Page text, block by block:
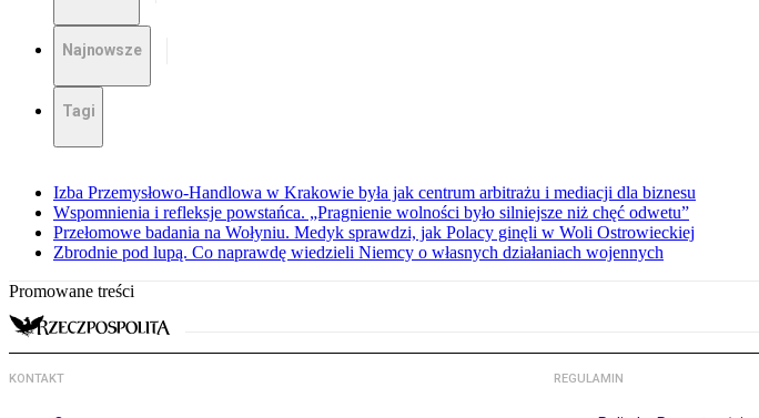
Najnowsze
Tagi
Izba Przemysłowo-Handlowa w Krakowie była jak centrum arbitrażu i mediacji dla biznesu
Wspomnienia i refleksje powstańca. „Pragnienie wolności było silniejsze niż chęć odwetu”
Przełomowe badania na Wołyniu. Medyk sprawdzi, jak Polacy ginęli w Woli Ostrowieckiej
Zbrodnie pod lupą. Co naprawdę wiedzieli Niemcy o własnych działaniach wojennych
Promowane treści
KONTAKT REGULAMIN